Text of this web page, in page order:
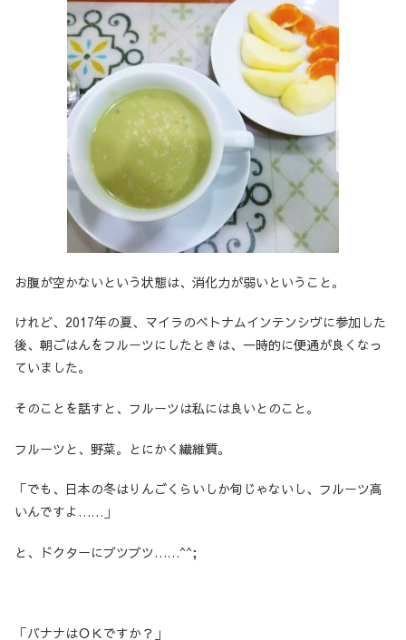
お腹が空かないという状態は、消化力が弱いということ。
けれど、2017年の夏、マイラのベトナムインテンシヴに参加した
後、朝ごはんをフルーツにしたときは、一時的に便通が良くなっ
ていました。
そのことを話すと、フルーツは私には良いとのこと。
フルーツと、野菜。とにかく繊維質。
「でも、日本の冬はりんごくらいしか旬じゃないし、フルーツ高
いんですよ……」
と、ドクターにブツブツ……^^;
「バナナはＯＫですか？」